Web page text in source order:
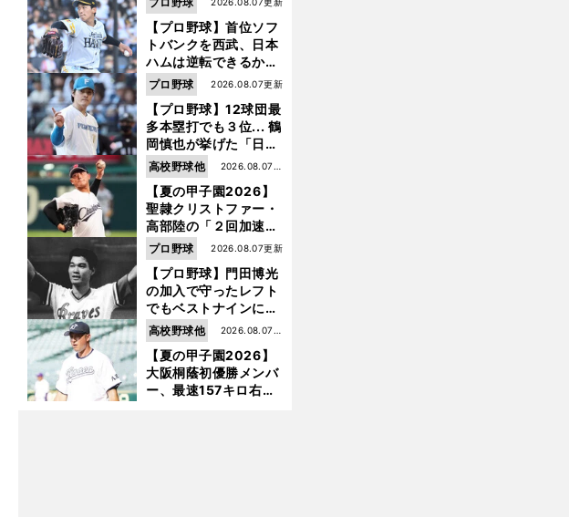
【プロ野球】首位ソフ
トバンクを西武、日本
ハムは逆転できるか？
鶴岡慎也が挙げる終
盤戦のキーマン３人
【プロ野球】12球団最
多本塁打でも３位... 鶴
岡慎也が挙げた「日本
ハムの誤算」とソフト
バンク追撃のカギ
2026.08.07更新
プロ野球
【夏の甲子園2026】
聖隷クリストファー・
高部陸の「２回加速す
る」規格外のストレー
ト それでもプロではな
く大学進学を選ぶ理由
2026.08.07更
高校野球他
【プロ野球】門田博光
の加入で守ったレフト
でもベストナインに輝
いた石嶺和彦 「サッ
サ」という愛称は松永
浩美がきっかけ？
2026.08.07更新
プロ野球
【夏の甲子園2026】
大阪桐蔭初優勝メンバ
ー、最速157キロ右
2026.08.07更
高校野球他